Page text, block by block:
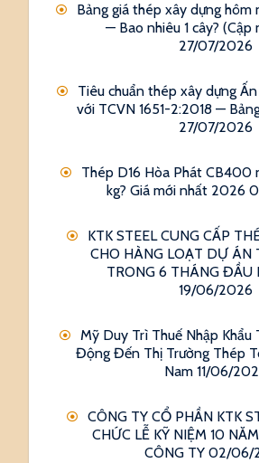
Bảng giá thép xây dựng
— Bao nhiêu 1 cây?
27/07/2026
Tiêu chuẩn thép xây dựng
với TCVN 1651-2:2018 —
27/07/2026
Thép D16 Hòa Phát CB400
kg? Giá mới nhất 2026
KTK STEEL CUNG CẤP
CHO HÀNG LOẠT DỰ ÁN
TRONG 6 THÁNG ĐẦU
19/06/2026
Mỹ Duy Trì Thuế Nhập
Động Đến Thị Trường Thép
Nam 11/06/
CÔNG TY CỔ PHẦN KTK
CHỨC LỄ KỸ NIỆM 10
CÔNG TY 02/06/